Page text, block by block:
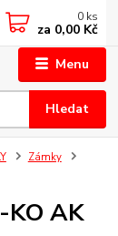
Menu
Hledat
0 ks
za 0,00 Kč
Zámky
KO AK